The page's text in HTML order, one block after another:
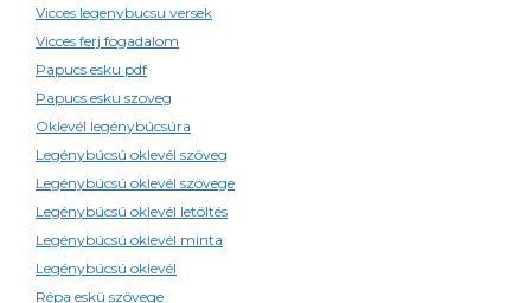
Vicces legenybucsu versek
Vicces ferj fogadalom
Papucs esku pdf
Papucs esku szoveg
Oklevél legénybúcsúra
Legénybúcsú oklevél szöveg
Legénybúcsú oklevél szövege
Legénybúcsú oklevél letöltés
Legénybúcsú oklevél minta
Legénybúcsú oklevél
Répa eskü szövege